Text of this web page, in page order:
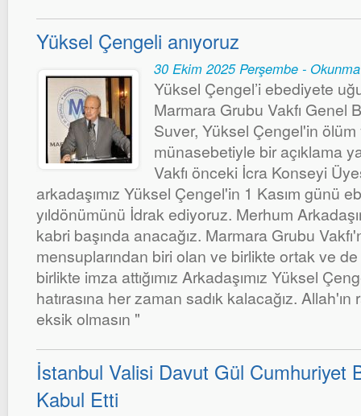
Yüksel Çengeli anıyoruz
30 Ekim 2025 Perşembe -
Yüksel Çengel’i ebediyete
Marmara Grubu Vakfı Genel
Suver, Yüksel Çengel'in ölüm
münasebetiyle bir açıklama
Vakfı önceki İcra Konseyi
arkadaşımız Yüksel Çengel'in 1 Kasım günü
yıldönümünü İdrak ediyoruz. Merhum
kabri başında anacağız. Marmara Grubu
mensuplarından biri olan ve birlikte ortak ve
birlikte imza attığımız Arkadaşımız Yüksel
hatırasına her zaman sadık kalacağız.
eksik olmasın "
İstanbul Valisi Davut Gül Cumhuriyet
Kabul Etti